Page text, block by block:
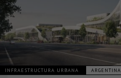
INFRAESTRUCTURA URBANA ARGENTINA